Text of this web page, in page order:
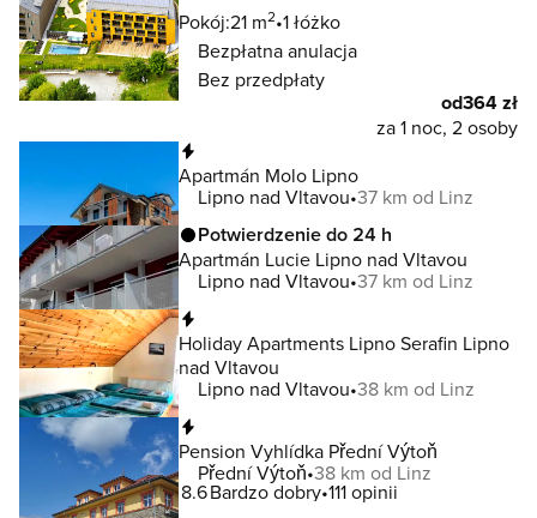
Pokój:21 m2 1 łóżko
Bezpłatna anulacja
Bez przedpłaty
od364 zł
za 1 noc, 2 osoby
Apartmán Molo Lipno
Lipno nad Vltavou 37 km od Linz
Potwierdzenie do 24 h
Apartmán Lucie Lipno nad Vltavou
Lipno nad Vltavou 37 km od Linz
Holiday Apartments Lipno Serafin Lipno
nad Vltavou
Lipno nad Vltavou 38 km od Linz
Pension Vyhlídka Přední Výtoň
Přední Výtoň 38 km od Linz
8.6Bardzo dobry 111 opinii